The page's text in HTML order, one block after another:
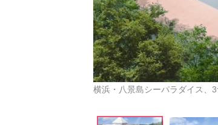
横浜・八景島シーパラダイス、